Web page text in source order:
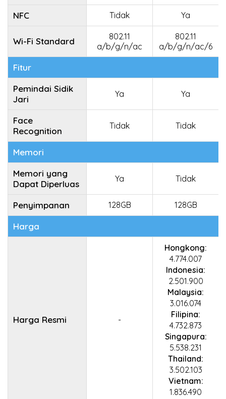
NFC Tidak Ya
Wi-Fi Standard
802.11
a/b/g/n/ac
802.11
a/b/g/n/ac/6
Fitur
Pemindai Sidik
Jari
Ya Ya
Face
Recognition
Tidak Tidak
Memori
Memori yang
Dapat Diperluas
Ya Tidak
Penyimpanan 128GB 128GB
Harga
Harga Resmi -
Hongkong:
4.774.007
Indonesia:
2.501.900
Malaysia:
3.016.074
Filipina:
4.732.873
Singapura:
5.538.231
Thailand:
3.502.103
Vietnam:
1.836.490